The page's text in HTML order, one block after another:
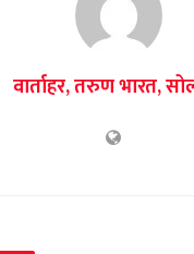
वार्ताहर, तरुण भारत,